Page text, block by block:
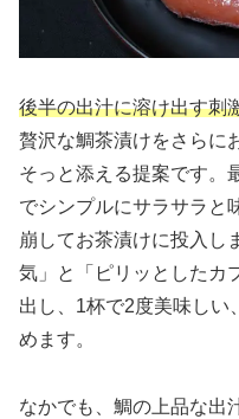
後半の出汁に溶け出す刺
贅沢な鯛茶漬けをさらに
そっと添える提案です。
でシンプルにサラサラと
崩してお茶漬けに投入し
気」と「ピリッとしたカ
出し、1杯で2度美味しい
めます。
なかでも、鯛の上品な出